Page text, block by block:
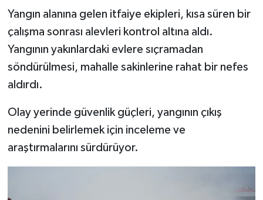
Yangın alanına gelen itfaiye ekipleri, kısa süren bir
çalışma sonrası alevleri kontrol altına aldı.
Yangının yakınlardaki evlere sıçramadan
söndürülmesi, mahalle sakinlerine rahat bir nefes
aldırdı.
Olay yerinde güvenlik güçleri, yangının çıkış
nedenini belirlemek için inceleme ve
araştırmalarını sürdürüyor.